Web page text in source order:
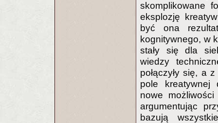
skomplikowane
eksplozję
być ona
kognitywnego, w
stały się dla
wiedzy
połączyły się, a
pole kreatywnej
nowe możliwości
argumentując
bazują